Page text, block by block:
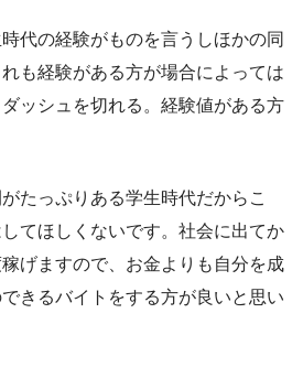
代の経験がものを言うしほかの同
も経験がある方が場合によっては
ッシュを切れる。経験値がある方
たっぷりある学生時代だからこ
てほしくないです。社会に出てか
げますので、お金よりも自分を成
きるバイトをする方が良いと思い